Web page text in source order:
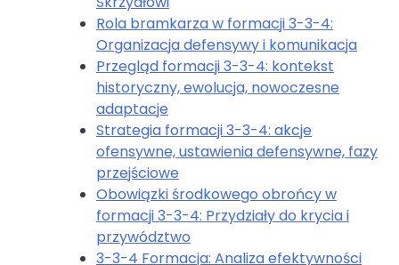
Rola bramkarza w formacji 3-3-4:
Organizacja defensywy i komunikacja
Przegląd formacji 3-3-4: kontekst
historyczny, ewolucja, nowoczesne
adaptacje
Strategia formacji 3-3-4: akcje
ofensywne, ustawienia defensywne, fazy
przejściowe
Obowiązki środkowego obrońcy w
formacji 3-3-4: Przydziały do krycia i
przywództwo
3-3-4 Formacja: Analiza efektywności